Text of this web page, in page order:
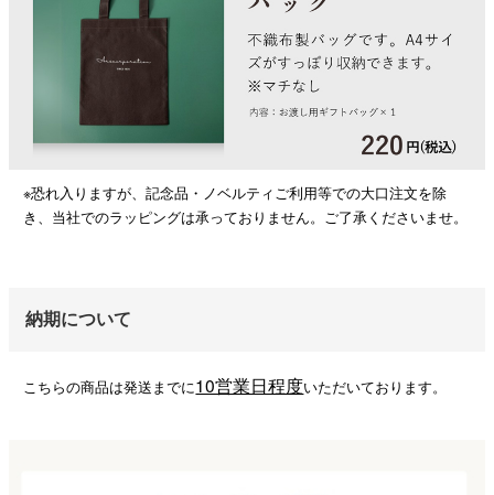
※恐れ入りますが、記念品・ノベルティご利用等での大口注文を除
き、当社でのラッピングは承っておりません。ご了承くださいませ。
納期について
こちらの商品は発送までに10営業日程度いただいております。